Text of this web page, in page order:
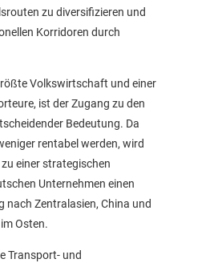
zu diversifizieren und
Korridoren durch
Volkswirtschaft und einer
ist der Zugang zu den
Bedeutung. Da
rentabel werden, wird
einer strategischen
Unternehmen einen
nach Zentralasien, China und
Osten.
Transport- und